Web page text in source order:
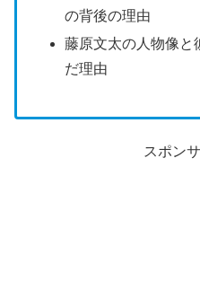
の背後の理由
藤原文太の人物像と
だ理由
スポン